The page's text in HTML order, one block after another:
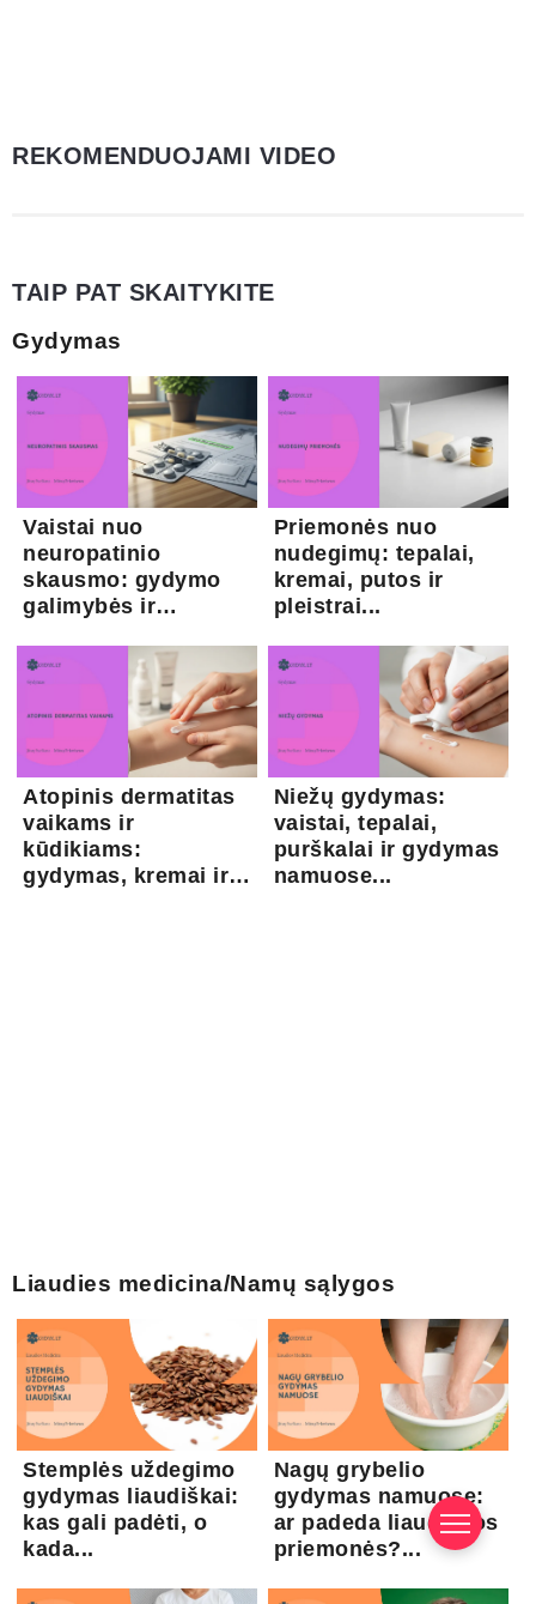
REKOMENDUOJAMI VIDEO
TAIP PAT SKAITYKITE
Gydymas
Vaistai nuo
neuropatinio
skausmo: gydymo
galimybės ir
Priemonės nuo
nudegimų: tepalai,
kremai, putos ir
pleistrai...
Atopinis dermatitas
vaikams ir
kūdikiams:
gydymas, kremai ir
Niežų gydymas:
vaistai, tepalai,
purškalai ir gydymas
namuose...
Liaudies medicina/Namų sąlygos
Stemplės uždegimo
gydymas liaudiškai:
kas gali padėti, o
kada...
Nagų grybelio
gydymas namuose:
ar padeda liaudiškos
priemonės?...